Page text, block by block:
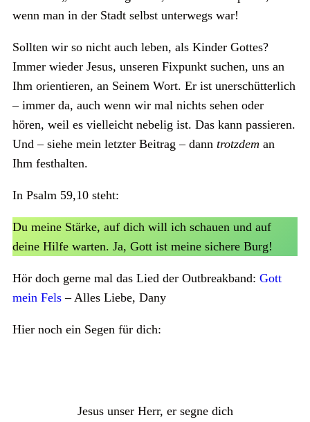
wenn man in der Stadt selbst unterwegs war!
Sollten wir so nicht auch leben, als Kinder Gottes?
Immer wieder Jesus, unseren Fixpunkt suchen, uns an
Ihm orientieren, an Seinem Wort. Er ist unerschütterlich
– immer da, auch wenn wir mal nichts sehen oder
hören, weil es vielleicht nebelig ist. Das kann passieren.
Und – siehe mein letzter Beitrag – dann trotzdem an
Ihm festhalten.
In Psalm 59,10 steht:
Du meine Stärke, auf dich will ich schauen und auf
deine Hilfe warten. Ja, Gott ist meine sichere Burg!
Hör doch gerne mal das Lied der Outbreakband: Gott
mein Fels – Alles Liebe, Dany
Hier noch ein Segen für dich:
Jesus unser Herr, er segne dich